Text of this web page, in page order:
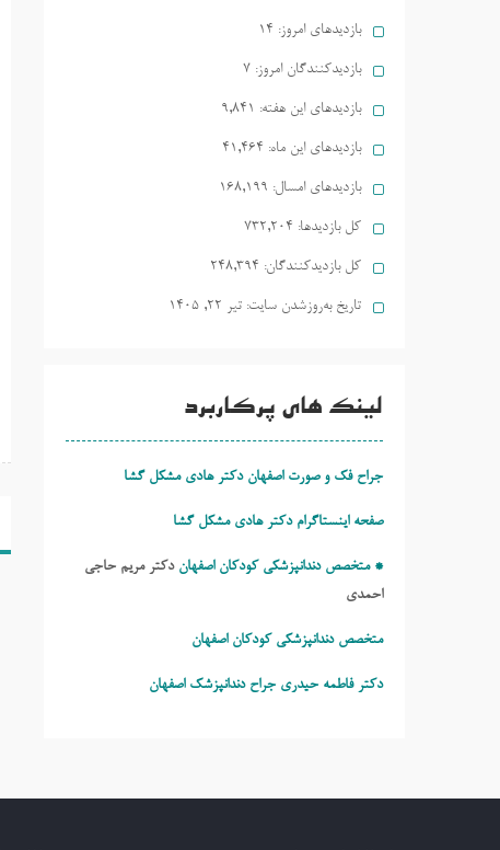
بازدیدهای امروز: 14
بازدیدکنندگان امروز: 7
بازدیدهای این هفته: 9,841
بازدیدهای این ماه: 41,464
بازدیدهای امسال: 168,199
کل بازدیدها: 732,204
کل بازدیدکنند‌گان: 248,394
تاریخ به‌روزشدن سایت: تیر ۲۲, ۱۴۰۵
لینک های پرکاربرد
جراح فک و صورت اصفهان دکتر هادی مشکل گشا
صفحه اینستاگرام دکتر هادی مشکل گشا
* متخصص دندانپزشکی کودکان اصفهان دکتر مریم حاجی
احمدی
متخصص دندانپزشکی کودکان اصفهان
دکتر فاطمه حیدری جراح دندانپزشک اصفهان